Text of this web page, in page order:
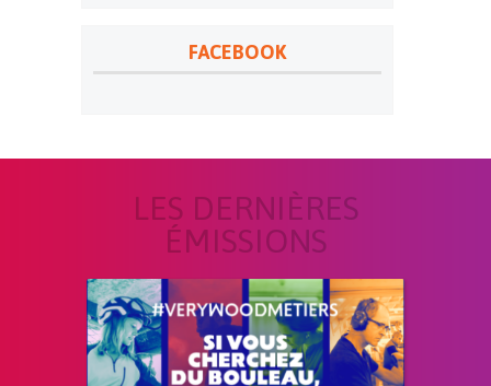
FACEBOOK
LES DERNIÈRES
ÉMISSIONS